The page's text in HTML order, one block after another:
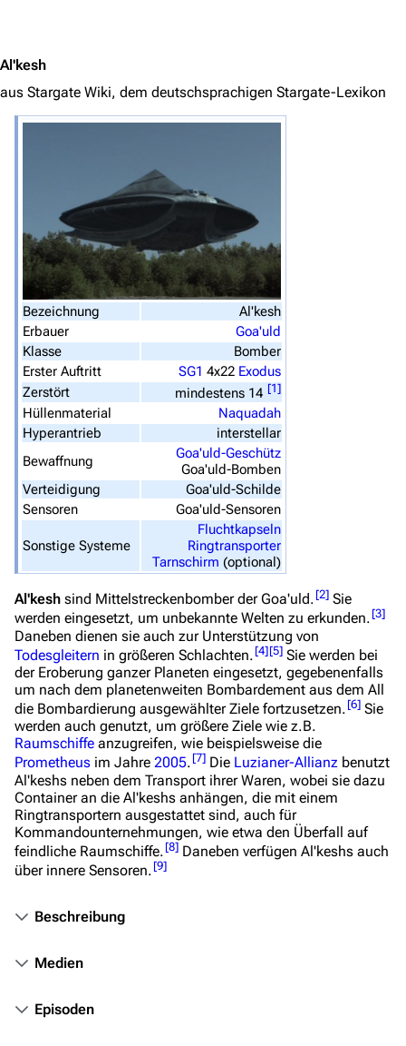
Navigation
Hauptseite
Von A bis Z
Spezialseiten
Datei hochladen
Filme und Serien
Stargate SG-1
Stargate Atlantis
Stargate Universe
Stargate Origins
Stargate Infinity
Stargate-Romane
Filme
Das Stargate-Universum
Themenportal
Personen
Völker
Orte
Al'kesh
aus Stargate Wiki, dem deutschsprachigen Stargate-Lexikon
Bezeichnung
Al'kesh
Erbauer
Goa'uld
Klasse
Bomber
Erster Auftritt
SG1 4x22 Exodus
Zerstört
mindestens 14 [1]
Hüllenmaterial
Naquadah
Hyperantrieb
interstellar
Bewaffnung
Goa'uld-Geschütz
Goa'uld-Bomben
Verteidigung
Goa'uld-Schilde
Sensoren
Goa'uld-Sensoren
Sonstige Systeme
Fluchtkapseln
Ringtransporter
Tarnschirm (optional)
Al'kesh sind Mittelstreckenbomber der Goa'uld. [2] Sie
werden eingesetzt, um unbekannte Welten zu erkunden. [3]
Daneben dienen sie auch zur Unterstützung von
Todesgleitern in größeren Schlachten. [4][5] Sie werden bei
der Eroberung ganzer Planeten eingesetzt, gegebenenfalls
um nach dem planetenweiten Bombardement aus dem All
die Bombardierung ausgewählter Ziele fortzusetzen. [6] Sie
werden auch genutzt, um größere Ziele wie z.B.
Raumschiffe anzugreifen, wie beispielsweise die
Prometheus im Jahre 2005. [7] Die Luzianer-Allianz benutzt
Al'keshs neben dem Transport ihrer Waren, wobei sie dazu
Container an die Al'keshs anhängen, die mit einem
Ringtransportern ausgestattet sind, auch für
Kommandounternehmungen, wie etwa den Überfall auf
feindliche Raumschiffe. [8] Daneben verfügen Al'keshs auch
über innere Sensoren. [9]
Beschreibung
Medien
Episoden